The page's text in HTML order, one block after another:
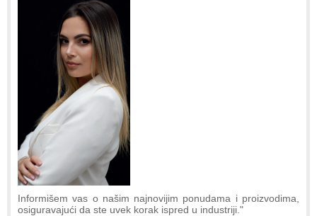
Informišem vas o našim najnovijim ponudama i proizvodima,
osiguravajući da ste uvek korak ispred u industriji."